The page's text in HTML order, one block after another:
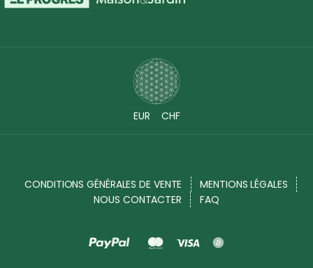
EUR CHF
CONDITIONS GÉNÉRALES DE VENTE
MENTIONS LÉGALES
NOUS CONTACTER
FAQ